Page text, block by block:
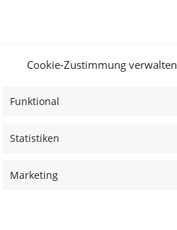
Cookie-Zustimmung verwalten
Funktional
Statistiken
Marketing